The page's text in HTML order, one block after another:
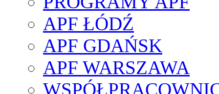
APF ŁÓDŹ
APF GDAŃSK
APF WARSZAWA